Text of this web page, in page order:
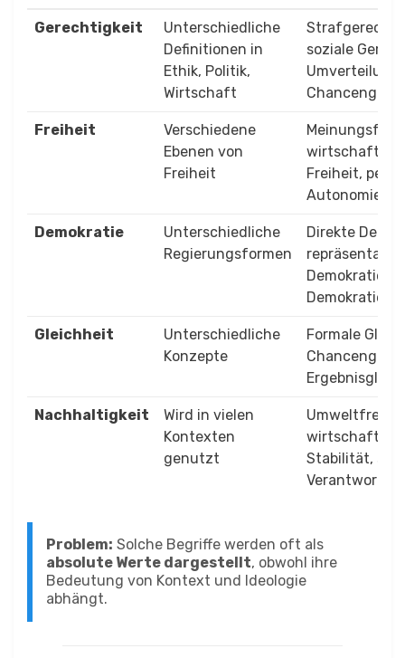
Gerechtigkeit
Unterschiedliche
Definitionen in
Ethik, Politik,
Wirtschaft
soziale
Umverteilung,
Freiheit
Verschiedene
Ebenen von
Freiheit
Freiheit,
Autonomie
Demokratie
Unterschiedliche
Regierungsformen
Direkte
Demokratie,
Demokratie
Gleichheit
Unterschiedliche
Konzepte
Formale
Nachhaltigkeit
Wird in vielen
Kontexten
genutzt
Stabilität,
Problem: Solche Begriffe werden oft als
absolute Werte dargestellt, obwohl ihre
Bedeutung von Kontext und Ideologie
abhängt.